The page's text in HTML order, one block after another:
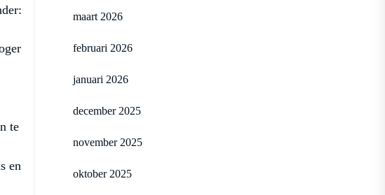
te
en
maart 2026
februari 2026
januari 2026
december 2025
november 2025
oktober 2025